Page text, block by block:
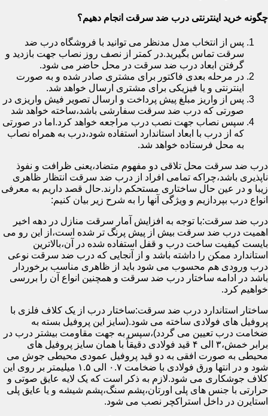
چگونه خرید اینترنتی درب ضد سرقت انجام دهیم؟
پس از انتخاب مدل مدنظر می توانید با فروشگاه درب ضد
سرقت تماس بگیرید.در کمتر از نصف روز نصاب جهت بازدید و
گرفتن ابعاد درب ضد سرقت در محل حاضر می شود.
در مرحله بعدی فاکتور برای مشتری صادر شده و به صورت
اینترنتی و یا فیزیکی برای مشتری ارسال خواهد شد.
پس از واریز مبلغ پیش پرداخت و ارسال تصویر فیش واریزی در
صورتی که درب ضد سرقت سفارشی باشد،ساخته خواهد شد
سپس نصاب جهت نصب درب مراجعه خواهد کرد.اما در صورتی
که از درب با ابعاد استاندارد استفاده شود،درب به همراه نصاب
به محل فرستاده خواهد شد.
درب ضد سرقت محل تلاقی دو مفهوم متضاد،یعنی ظرافت و نفوذ
ناپذیری باشد،چراکه تمامی افراد از درب ضد سرقت انتظار ظاهری
زیبا و در عین حال ساختاری مستحکم دارند.حال قصد داریم به معرفی
انواع درب بپردازیم و ویژگی آنها را به شرح زیر بیان کنیم:
درب ضد سرقت:با توجه به افزایش آمار سرقت منازل در دهه اخیر
اهمیت درب ضد سرقت بیش از پیش پرنگ تر شده است،از این رو می
بایست کیفیت ساخت درب و قفل استفاده شده در آن،بالاترین
استاندارد ممکن را داشته باشد و از آنجایی که درب ضد سرقت نوعی
درب ورودی هم محسوب می شود باید از ظاهری مناسب برخوردار
باشد در ادامه ساختار درب ضد سرقت و همچنین انواع آن را بررسی
خواهیم کرد.
ساختار استاندارد درب ضد سرقت:ساختار درب از یک کلاف فلزی با
پروفیل های فولادی ساخته می شود.(سایز این پروفیل بسته به
ضخامت درب تعیین می گردد)،سپس به جهت مقاومت بیشتر درب در
برابر خمش،۳ الی ۴ قید فولادی دقیقاً با همان سایز پروفیل های
محیطی به صورت افقی به دو قید پروفیل عمودی محیطی جوش می
شود و در انتها ورق فولادی با ضخامت ۰.۷ الی ۱.۵ میلیمتر بر روی این
کلاف جوشکاری می شود.لازم به ذکر است که یک لایه عایق صوتی و
حرارتی با جنس های پلی اورتان،پشم سنگ،پشم شیشه و یا عایق پلی
استایرن در داخل استراکچر نصب می شود.